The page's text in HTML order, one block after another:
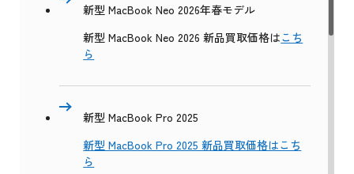
新型 MacBook Neo 2026年春モデル
新型 MacBook Neo 2026 新品買取価格はこち
ら
新型 MacBook Pro 2025
新型 MacBook Pro 2025 新品買取価格はこち
ら